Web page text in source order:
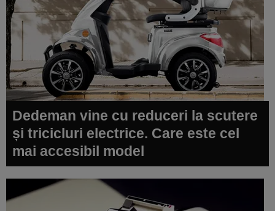
Dedeman vine cu reduceri la scutere
și tricicluri electrice. Care este cel
mai accesibil model